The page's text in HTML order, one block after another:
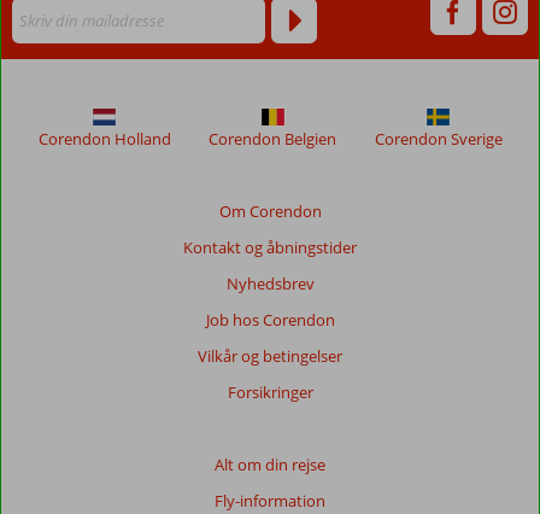
Om Corendon
Kontakt og åbningstider
Nyhedsbrev
Job hos Corendon
Vilkår og betingelser
Forsikringer
Alt om din rejse
Fly-information
Corendon Holland Corendon Belgien Corendon Sverige